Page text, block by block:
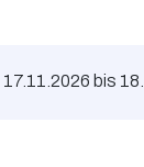
17.11.2026 bis